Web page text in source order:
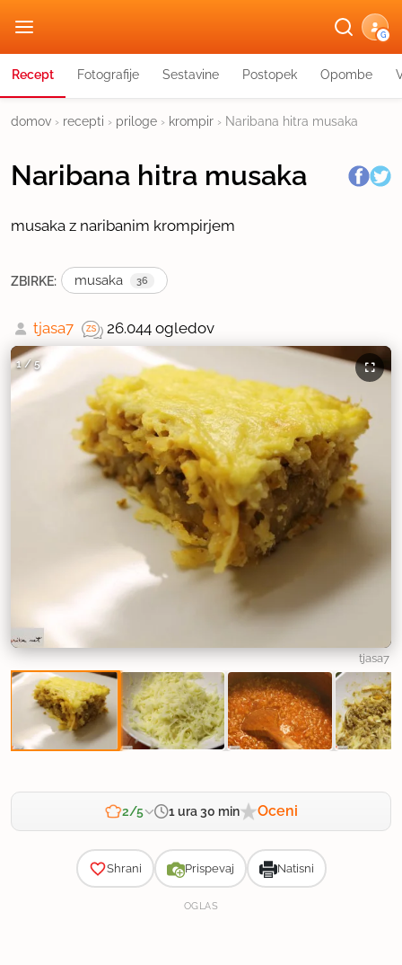
G
Recept Fotografije Sestavine Postopek Opombe
domov › recepti › priloge › krompir › Naribana hitra musaka
Naribana hitra musaka
musaka z naribanim krompirjem
ZBIRKE: musaka 36
tjasa7 26.044 ogledov
1/ 5
tjasa7
2/5 1 ura 30 min Oceni
Shrani Prispevaj Natisni
OGLAS